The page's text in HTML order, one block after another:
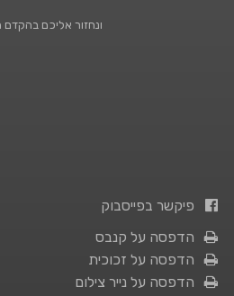
ונחזור אליכם
פיקשר בפייסבוק
הדפסה על קנבס
הדפסה על זכוכית
הדפסה על נייר צילום